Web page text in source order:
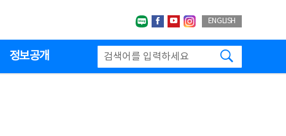
네이버블로그
페이스북
유투브인스타그랩
ENGLISH
정보공개